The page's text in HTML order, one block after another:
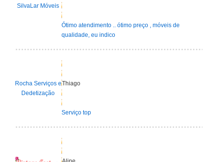
SilvaLar Móveis
Ótimo atendimento .. ótimo preço , móveis de
qualidade, eu indico
Rocha Serviços e
Dedetização
Thiago
Serviço top